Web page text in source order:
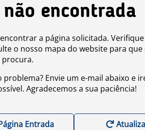
não encontrada
a página solicitada.
o nosso mapa do website para que
Envie um e-mail abaixo e
Agradecemos a sua paciência!
Entrada